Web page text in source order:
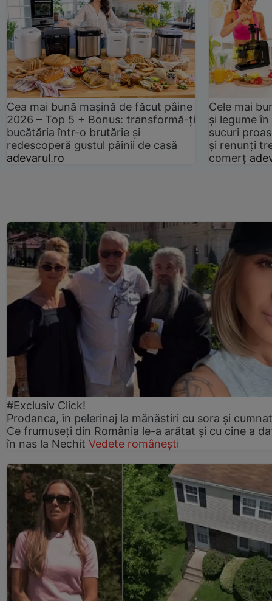
Cea mai bună mașină de făcut pâine
2026 – Top 5 + Bonus: transformă-ți
bucătăria într-o brutărie și
redescoperă gustul pâinii de casă
adevarul.ro
Cele mai
și legume
sucuri
și renunți
comerț
#Exclusiv Click!
Prodanca, în pelerinaj la mănăstiri cu sora și
Ce frumuseți din România le-a arătat și cu cine a
în nas la Nechit Vedete românești